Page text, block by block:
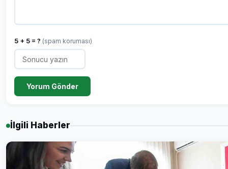
5 + 5 = ? (spam koruması)
Yorum Gönder
İlgili Haberler